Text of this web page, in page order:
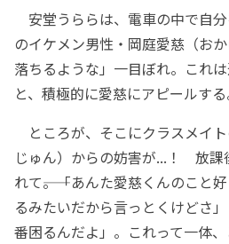
安堂うららは、電車の中で自
のイケメン男性・岡庭愛慈（お
落ちるような」一目ぼれ。これ
と、積極的に愛慈にアピールする
ところが、そこにクラスメイ
じゅん）からの妨害が...！ 放課
れて――。「あんた愛慈くんのこと
るみたいだから言っとくけどさ
番困るんだよ」。これって一体